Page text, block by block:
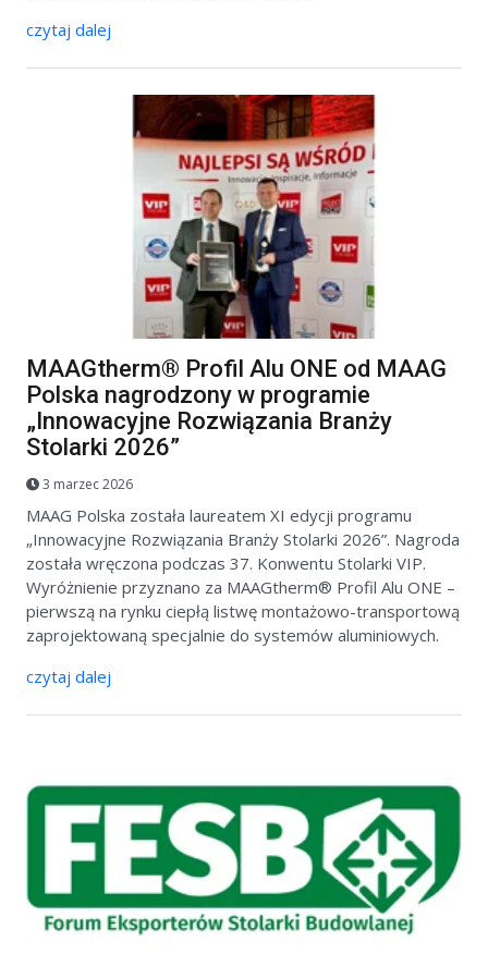
czytaj dalej
MAAGtherm® Profil Alu ONE od MAAG
Polska nagrodzony w programie
„Innowacyjne Rozwiązania Branży
Stolarki 2026”
3 marzec 2026
MAAG Polska została laureatem XI edycji programu
„Innowacyjne Rozwiązania Branży Stolarki 2026”. Nagroda
została wręczona podczas 37. Konwentu Stolarki VIP.
Wyróżnienie przyznano za MAAGtherm® Profil Alu ONE –
pierwszą na rynku ciepłą listwę montażowo-transportową
zaprojektowaną specjalnie do systemów aluminiowych.
czytaj dalej